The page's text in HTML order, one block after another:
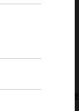
この販